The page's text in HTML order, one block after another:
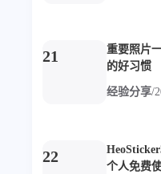
21
重要照片
的好习惯
经验分享/
22
个人免费